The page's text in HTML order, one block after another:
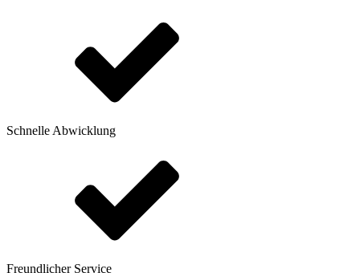
Schnelle Abwicklung
Freundlicher Service